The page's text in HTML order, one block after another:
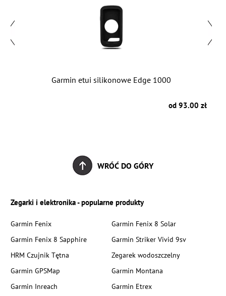
Garmin etui silikonowe Edge 1000
od 93.00 zł
WRÓĆ DO GÓRY
Zegarki i elektronika - popularne produkty
Garmin Fenix
Garmin Fenix 8 Solar
Garmin Fenix 8 Sapphire
Garmin Striker Vivid 9sv
HRM Czujnik Tętna
Zegarek wodoszczelny
Garmin GPSMap
Garmin Montana
Garmin Inreach
Garmin Etrex